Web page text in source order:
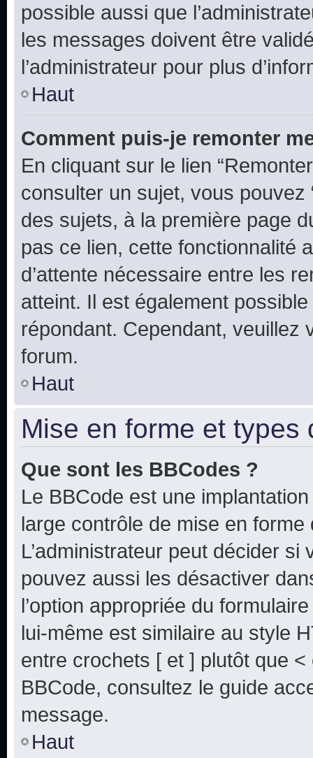
possible aussi que
les messages doivent être
l’administrateur pour plus
Haut
Comment puis-je remonter
En cliquant sur le lien
consulter un sujet, vous pouvez
des sujets, à la première page
pas ce lien, cette fonctionnalité
d’attente nécessaire entre les
atteint. Il est également
répondant. Cependant,
forum.
Haut
Mise en forme et types
Que sont les BBCodes ?
Le BBCode est une
large contrôle de mise en forme
L’administrateur peut décider
pouvez aussi les désactiver
l’option appropriée du
lui-même est similaire au style
entre crochets [ et ] plutôt que
BBCode, consultez le guide
message.
Haut